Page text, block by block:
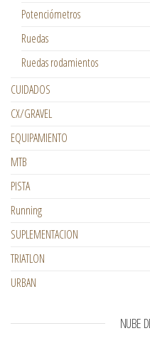
Potenciómetros
Ruedas
Ruedas rodamientos
CUIDADOS
CX/GRAVEL
EQUIPAMIENTO
MTB
PISTA
Running
SUPLEMENTACION
TRIATLON
URBAN
NUBE